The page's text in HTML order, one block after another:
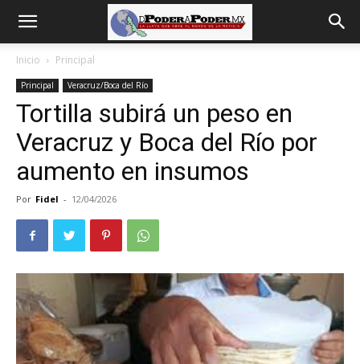
poder
Poder
Inicio Principal
Principal Veracruz/Boca del Río
Tortilla subirá un peso en
Veracruz y Boca del Río por
aumento en insumos
Por Fidel - 12/04/2026